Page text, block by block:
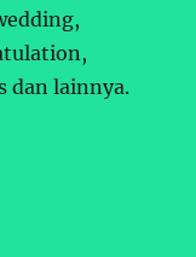
dan lainnya.